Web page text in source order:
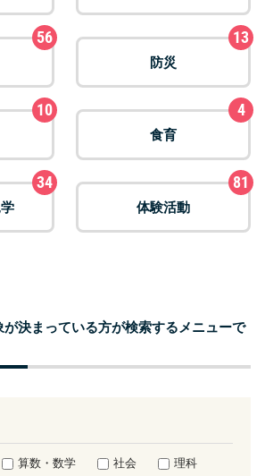
56
防災
13
10
食育
4
34
体験活動
81
が決まっている方が検索するメニューで
算数・数学 社会
理科